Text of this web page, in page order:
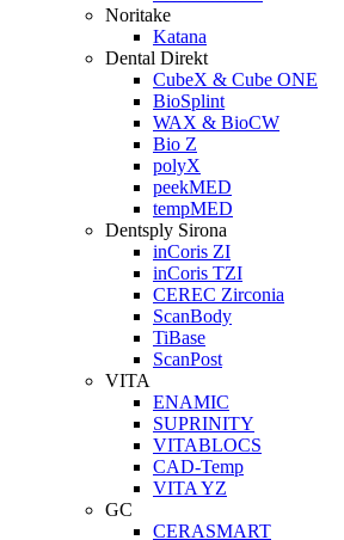
Noritake
Katana
Dental Direkt
CubeX & Cube ONE
BioSplint
WAX & BioCW
Bio Z
polyX
peekMED
tempMED
Dentsply Sirona
inCoris ZI
inCoris TZI
CEREC Zirconia
ScanBody
TiBase
ScanPost
VITA
ENAMIC
SUPRINITY
VITABLOCS
CAD-Temp
VITA YZ
GC
CERASMART